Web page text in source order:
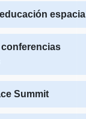
Summit